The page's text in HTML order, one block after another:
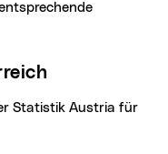
Statistik Austria für